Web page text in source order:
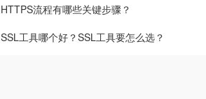
HTTPS流程有哪些关键步骤？
SSL工具哪个好？SSL工具要怎么选？